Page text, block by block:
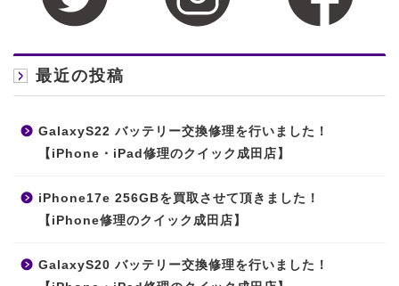
最近の投稿
GalaxyS22 バッテリー交換修理を行いました！
【iPhone・iPad修理のクイック成田店】
iPhone17e 256GBを買取させて頂きました！
【iPhone修理のクイック成田店】
GalaxyS20 バッテリー交換修理を行いました！